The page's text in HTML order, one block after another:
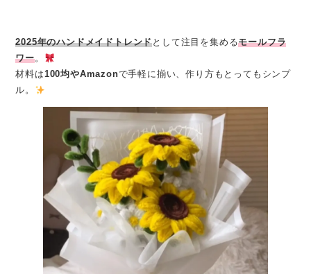
2025年のハンドメイドトレンドとして注目を集めるモールフラ
ワー。
材料は100均やAmazonで手軽に揃い、作り方もとってもシンプ
ル。